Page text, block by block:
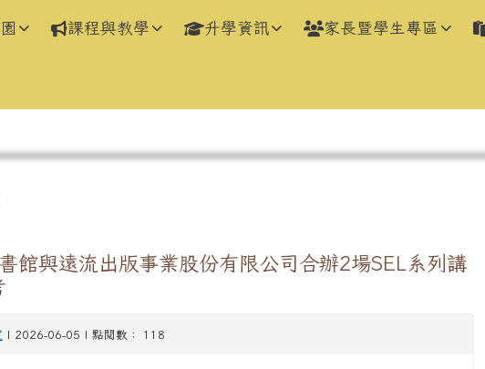
課程與教學 升學資訊 家長暨學生專區
館與遠流出版事業股份有限公司合辦2場SEL系列講
| 2026-06-05 | 點閱數： 118